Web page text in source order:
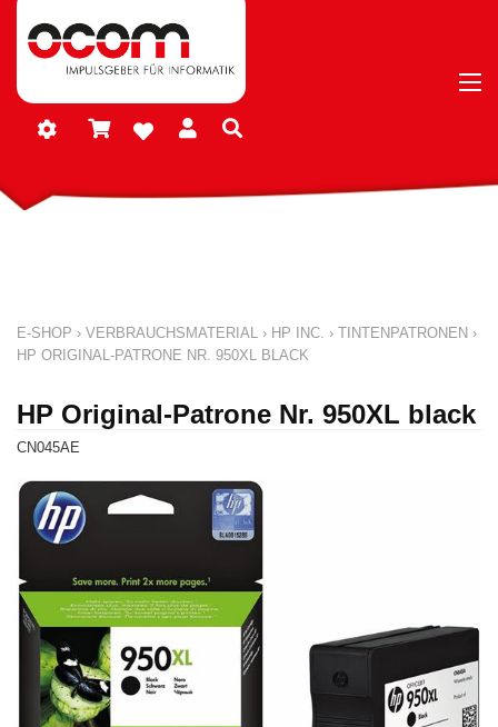
E-SHOP › VERBRAUCHSMATERIAL › HP INC. › TINTENPATRONEN ›
HP ORIGINAL-PATRONE NR. 950XL BLACK
HP Original-Patrone Nr. 950XL black
CN045AE